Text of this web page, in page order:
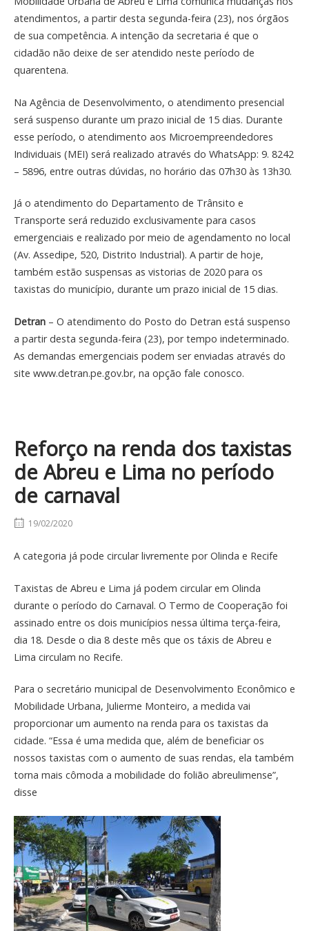
atendimentos, a partir desta segunda-feira (23), nos órgãos
de sua competência. A intenção da secretaria é que o
cidadão não deixe de ser atendido neste período de
quarentena.
Na Agência de Desenvolvimento, o atendimento presencial
será suspenso durante um prazo inicial de 15 dias. Durante
esse período, o atendimento aos Microempreendedores
Individuais (MEI) será realizado através do WhatsApp: 9. 8242
– 5896, entre outras dúvidas, no horário das 07h30 às 13h30.
Já o atendimento do Departamento de Trânsito e
Transporte será reduzido exclusivamente para casos
emergenciais e realizado por meio de agendamento no local
(Av. Assedipe, 520, Distrito Industrial). A partir de hoje,
também estão suspensas as vistorias de 2020 para os
taxistas do município, durante um prazo inicial de 15 dias.
Detran – O atendimento do Posto do Detran está suspenso
a partir desta segunda-feira (23), por tempo indeterminado.
As demandas emergenciais podem ser enviadas através do
site www.detran.pe.gov.br, na opção fale conosco.
Reforço na renda dos taxistas
de Abreu e Lima no período
de carnaval
19/02/2020
A categoria já pode circular livremente por Olinda e Recife
Taxistas de Abreu e Lima já podem circular em Olinda
durante o período do Carnaval. O Termo de Cooperação foi
assinado entre os dois municípios nessa última terça-feira,
dia 18. Desde o dia 8 deste mês que os táxis de Abreu e
Lima circulam no Recife.
Para o secretário municipal de Desenvolvimento Econômico e
Mobilidade Urbana, Julierme Monteiro, a medida vai
proporcionar um aumento na renda para os taxistas da
cidade. “Essa é uma medida que, além de beneficiar os
nossos taxistas com o aumento de suas rendas, ela também
torna mais cômoda a mobilidade do folião abreulimense”,
disse